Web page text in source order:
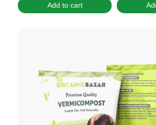
Add to cart